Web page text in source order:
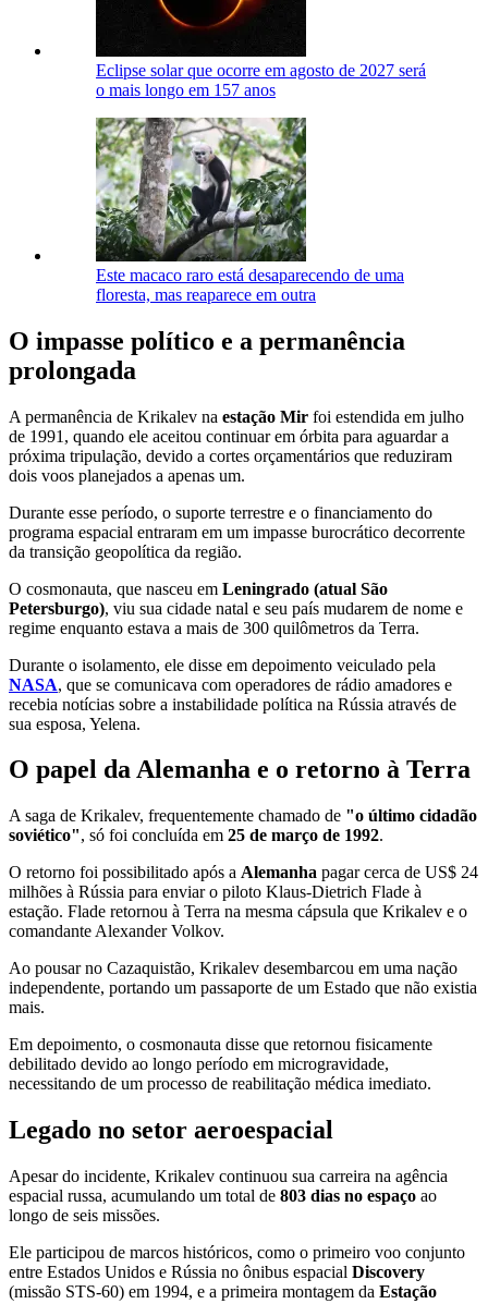
Eclipse solar que ocorre em agosto de 2027 será
o mais longo em 157 anos
Este macaco raro está desaparecendo de uma
floresta, mas reaparece em outra
O impasse político e a permanência
prolongada
A permanência de Krikalev na estação Mir foi estendida em julho
de 1991, quando ele aceitou continuar em órbita para aguardar a
próxima tripulação, devido a cortes orçamentários que reduziram
dois voos planejados a apenas um.
Durante esse período, o suporte terrestre e o financiamento do
programa espacial entraram em um impasse burocrático decorrente
da transição geopolítica da região.
O cosmonauta, que nasceu em Leningrado (atual São
Petersburgo), viu sua cidade natal e seu país mudarem de nome e
regime enquanto estava a mais de 300 quilômetros da Terra.
Durante o isolamento, ele disse em depoimento veiculado pela
NASA, que se comunicava com operadores de rádio amadores e
recebia notícias sobre a instabilidade política na Rússia através de
sua esposa, Yelena.
O papel da Alemanha e o retorno à Terra
A saga de Krikalev, frequentemente chamado de "o último cidadão
soviético", só foi concluída em 25 de março de 1992.
O retorno foi possibilitado após a Alemanha pagar cerca de US$ 24
milhões à Rússia para enviar o piloto Klaus-Dietrich Flade à
estação. Flade retornou à Terra na mesma cápsula que Krikalev e o
comandante Alexander Volkov.
Ao pousar no Cazaquistão, Krikalev desembarcou em uma nação
independente, portando um passaporte de um Estado que não existia
mais.
Em depoimento, o cosmonauta disse que retornou fisicamente
debilitado devido ao longo período em microgravidade,
necessitando de um processo de reabilitação médica imediato.
Legado no setor aeroespacial
Apesar do incidente, Krikalev continuou sua carreira na agência
espacial russa, acumulando um total de 803 dias no espaço ao
longo de seis missões.
Ele participou de marcos históricos, como o primeiro voo conjunto
entre Estados Unidos e Rússia no ônibus espacial Discovery
(missão STS-60) em 1994, e a primeira montagem da Estação